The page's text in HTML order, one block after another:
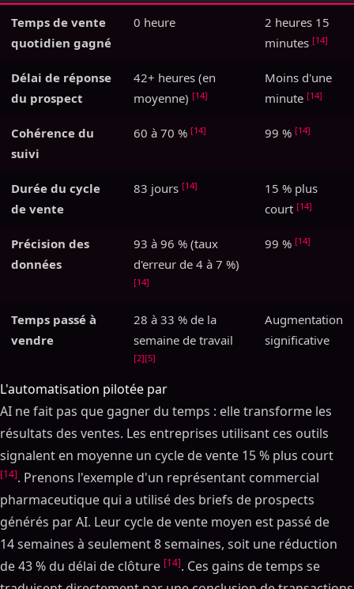
Temps de vente
quotidien gagné
0 heure
2 heures 15
minutes [14]
Délai de réponse
du prospect
42+ heures (en
moyenne) [14]
Moins d'une
minute [14]
Cohérence du
suivi
60 à 70 % [14] 99 % [14]
Durée du cycle
de vente
83 jours [14]
15 % plus
court [14]
Précision des
données
93 à 96 % (taux
d'erreur de 4 à 7 %)
[14]
99 % [14]
Temps passé à
vendre
28 à 33 % de la
semaine de travail
[2][5]
Augmentation
significative
L'automatisation pilotée par
AI ne fait pas que gagner du temps : elle transforme les
résultats des ventes. Les entreprises utilisant ces outils
signalent en moyenne un cycle de vente 15 % plus court
[14]. Prenons l'exemple d'un représentant commercial
pharmaceutique qui a utilisé des briefs de prospects
générés par AI. Leur cycle de vente moyen est passé de
14 semaines à seulement 8 semaines, soit une réduction
de 43 % du délai de clôture [14]. Ces gains de temps se